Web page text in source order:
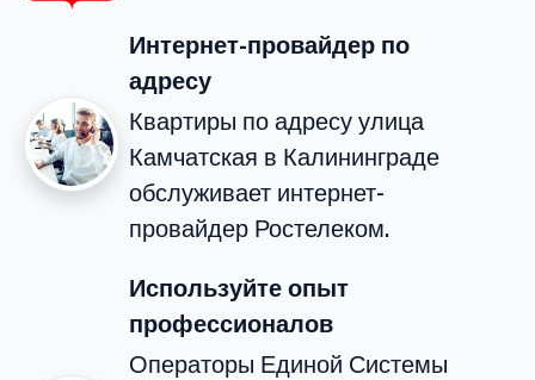
Интернет-провайдер по
адресу
Квартиры по адресу улица
Камчатская в Калининграде
обслуживает интернет-
провайдер Ростелеком.
Используйте опыт
профессионалов
Операторы Единой Системы